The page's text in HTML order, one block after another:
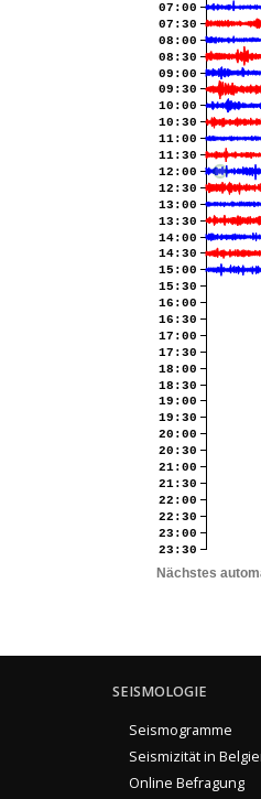
07:00
07:30
08:00
08:30
09:00
09:30
10:00
10:30
11:00
11:30
12:00
12:30
13:00
13:30
14:00
14:30
15:00
15:30
16:00
16:30
17:00
17:30
18:00
18:30
19:00
19:30
20:00
20:30
21:00
21:30
22:00
22:30
23:00
23:30
Nächstes
SEISMOLOGIE
Seismogramme
Seismizität in
Online Befragung